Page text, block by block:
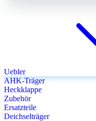
Uebler
AHK-Träger
Heckklappe
Zubehör
Ersatzteile
Deichselträger